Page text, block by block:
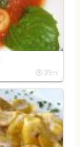
35m